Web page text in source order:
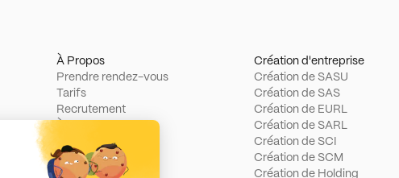
À Propos
Prendre rendez-vous
Tarifs
Recrutement
Parrainage
Changelog
Création d'entreprise
Création de SASU
Création de SAS
Création de EURL
Création de SARL
Création de SCI
Création de SCM
Création de Holding